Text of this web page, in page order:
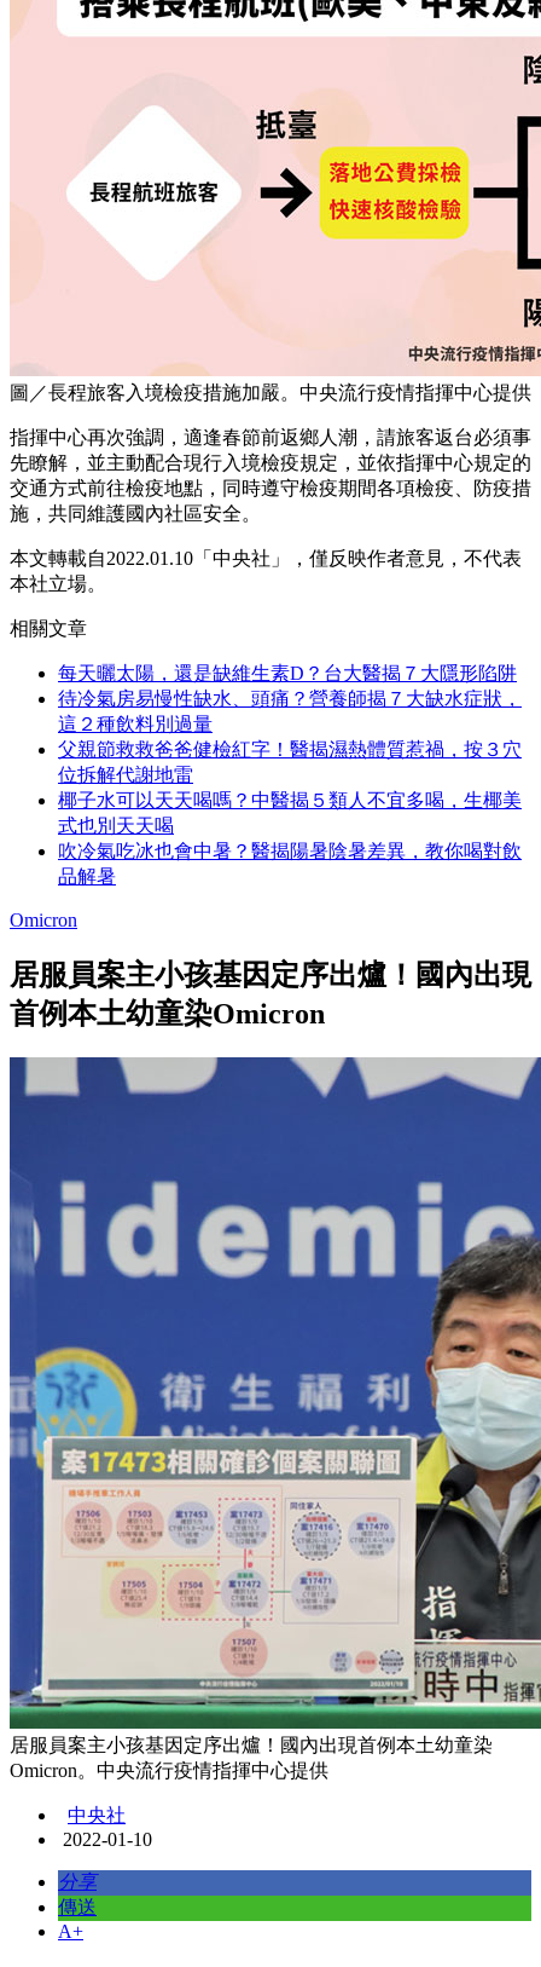
圖／長程旅客入境檢疫措施加嚴。中央流行疫情指揮中心提供
指揮中心再次強調，適逢春節前返鄉人潮，請旅客返台必須事
先瞭解，並主動配合現行入境檢疫規定，並依指揮中心規定的
交通方式前往檢疫地點，同時遵守檢疫期間各項檢疫、防疫措
施，共同維護國內社區安全。
本文轉載自2022.01.10「中央社」，僅反映作者意見，不代表
本社立場。
相關文章
每天曬太陽，還是缺維生素D？台大醫揭７大隱形陷阱
待冷氣房易慢性缺水、頭痛？營養師揭７大缺水症狀，
這２種飲料別過量
父親節救救爸爸健檢紅字！醫揭濕熱體質惹禍，按３穴
位拆解代謝地雷
椰子水可以天天喝嗎？中醫揭５類人不宜多喝，生椰美
式也別天天喝
吹冷氣吃冰也會中暑？醫揭陽暑陰暑差異，教你喝對飲
品解暑
Omicron
居服員案主小孩基因定序出爐！國內出現
首例本土幼童染Omicron
居服員案主小孩基因定序出爐！國內出現首例本土幼童染
Omicron。中央流行疫情指揮中心提供
中央社
2022-01-10
分享
傳送
A+